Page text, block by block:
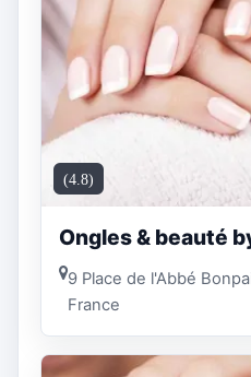
(4.8)
Ongles & beauté
9 Place de l'Abbé
France